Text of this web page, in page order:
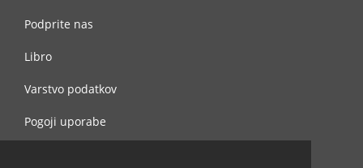
Podprite nas
Libro
Varstvo podatkov
Pogoji uporabe